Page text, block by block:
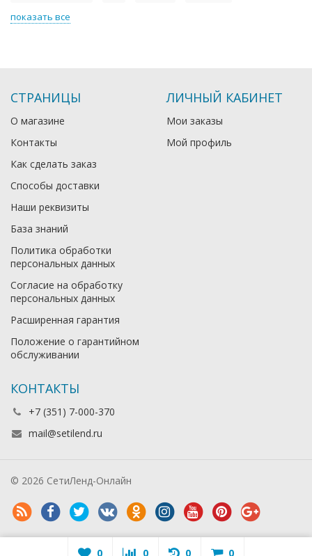
показать все
СТРАНИЦЫ
О магазине
Контакты
Как сделать заказ
Способы доставки
Наши реквизиты
База знаний
Политика обработки
персональных данных
Согласие на обработку
персональных данных
Расширенная гарантия
Положение о гарантийном
обслуживании
ЛИЧНЫЙ КАБИНЕТ
Мои заказы
Мой профиль
КОНТАКТЫ
+7 (351) 7-000-370
mail@setilend.ru
© 2026 СетиЛенд-Онлайн
0 0 0 0